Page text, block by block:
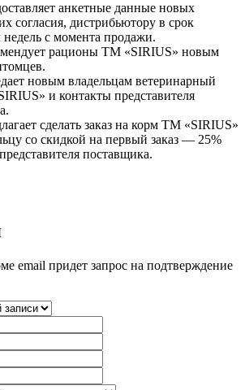
анкетные данные новых
согласия, дистрибьютору в срок
недель с момента продажи.
рационы ТМ «SIRIUS» новым
новым владельцам ветеринарный
и контакты представителя
сделать заказ на корм ТМ «SIRIUS»
со скидкой на первый заказ — 25%
поставщика.
email придет запрос на подтверждение